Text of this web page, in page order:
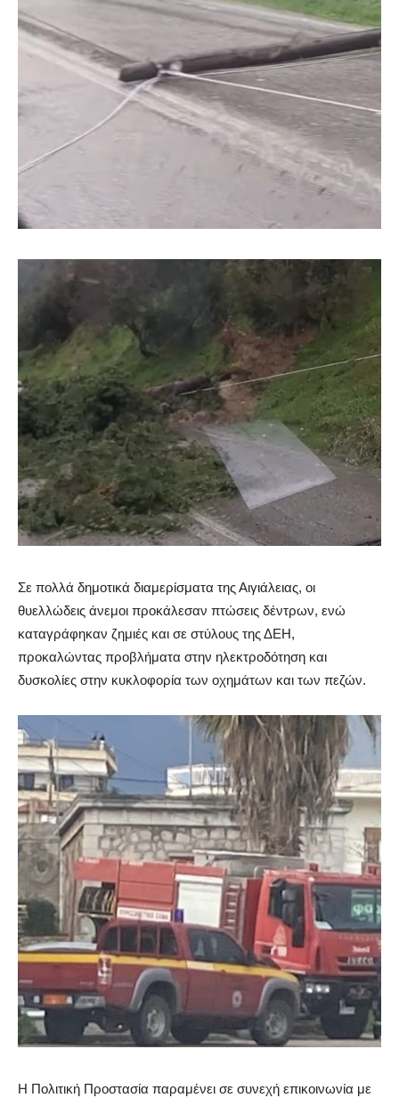
Σε πολλά δημοτικά διαμερίσματα της Αιγιάλειας, οι
θυελλώδεις άνεμοι προκάλεσαν πτώσεις δέντρων, ενώ
καταγράφηκαν ζημιές και σε στύλους της ΔΕΗ,
προκαλώντας προβλήματα στην ηλεκτροδότηση και
δυσκολίες στην κυκλοφορία των οχημάτων και των πεζών.
Η Πολιτική Προστασία παραμένει σε συνεχή επικοινωνία με